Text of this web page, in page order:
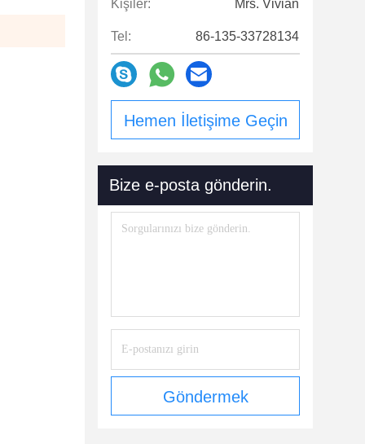
Kişiler: Mrs. Vivian
Tel: 86-135-33728134
Hemen İletişime Geçin
Bize e-posta gönderin.
Göndermek